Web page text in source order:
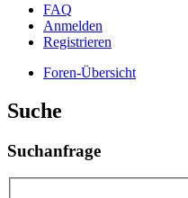
FAQ
Anmelden
Registrieren
Foren-Übersicht
Suche
Suchanfrage